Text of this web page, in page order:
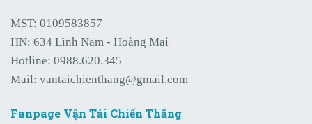
MST: 0109583857
HN: 634 Lĩnh Nam - Hoàng Mai
Hotline: 0988.620.345
Mail: vantaichienthang@gmail.com
Fanpage Vận Tải Chiến Thắng